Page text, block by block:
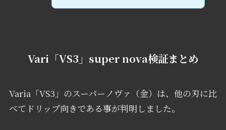
Vari「VS3」super nova検証まとめ
Varia「VS3」のスーパーノヴァ（金）は、他の刃に比
べてドリップ向きである事が判明しました。